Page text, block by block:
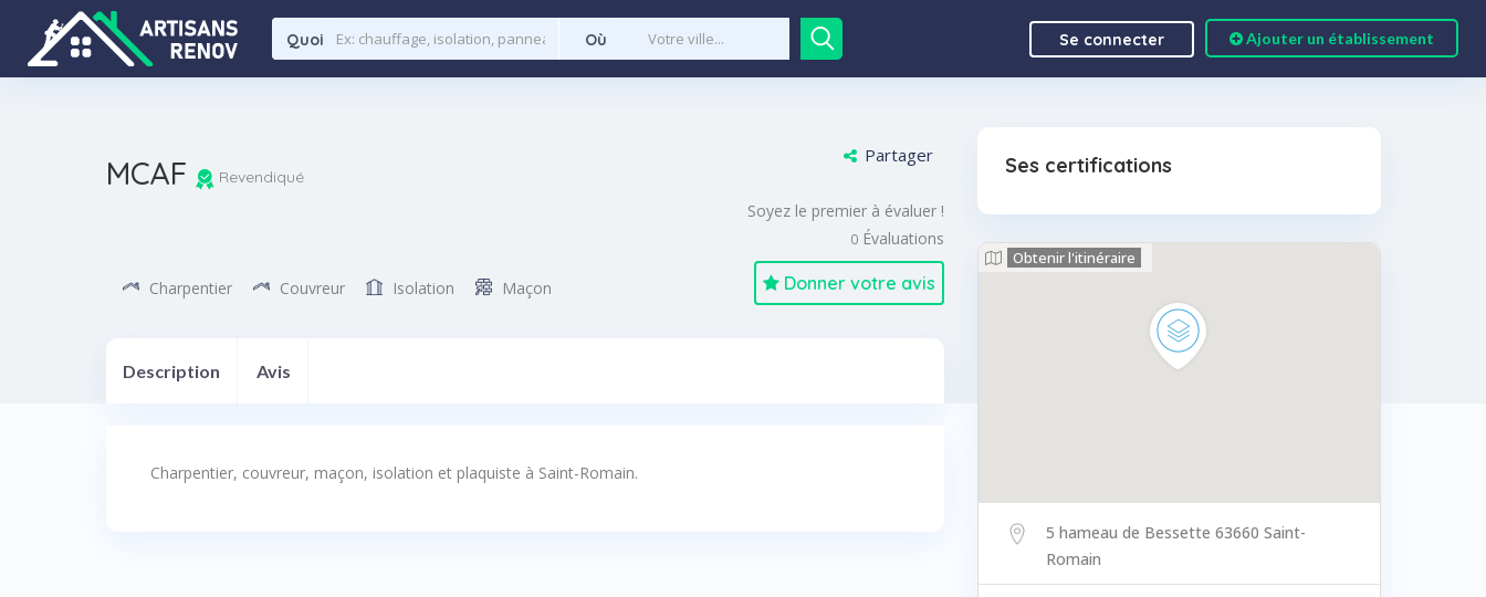
Quoi Où Ajouter un établissement
Se connecter
MCAF Revendiqué
Partager
Soyez le premier à évaluer !
0 Évaluations
Charpentier Couvreur Isolation Maçon Donner votre avis
Description Avis
Charpentier, couvreur, maçon, isolation et plaquiste à Saint-Romain.
Ses certifications
Obtenir l'itinéraire
5 hameau de Bessette 63660 Saint-
Romain